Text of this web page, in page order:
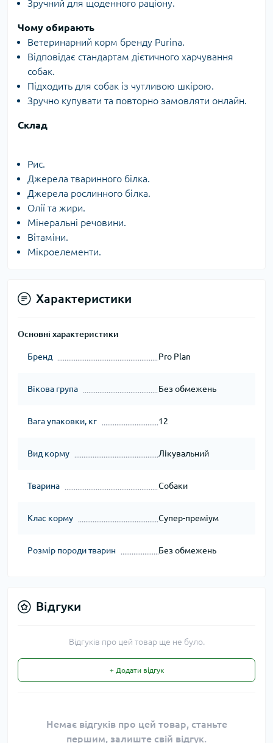
Зручний для щоденного раціону.
Чому обирають
Ветеринарний корм бренду Purina.
Відповідає стандартам дієтичного харчування
собак.
Підходить для собак із чутливою шкірою.
Зручно купувати та повторно замовляти онлайн.
Склад
Рис.
Джерела тваринного білка.
Джерела рослинного білка.
Олії та жири.
Мінеральні речовини.
Вітаміни.
Мікроелементи.
Характеристики
Основні характеристики
Бренд Pro Plan
Вікова група Без обмежень
Вага упаковки, кг 12
Вид корму Лікувальний
Тварина Собаки
Клас корму Супер-преміум
Розмір породи тварин Без обмежень
Відгуки
Відгуків про цей товар ще не було.
+ Додати відгук
Немає відгуків про цей товар, станьте
першим, залиште свій відгук.